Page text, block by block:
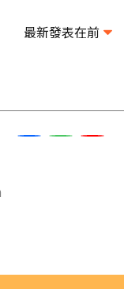
最新發表在前